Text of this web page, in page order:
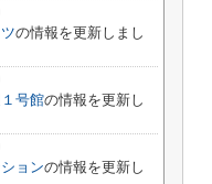
の情報を更新しまし
号館の情報を更新し
ョンの情報を更新し